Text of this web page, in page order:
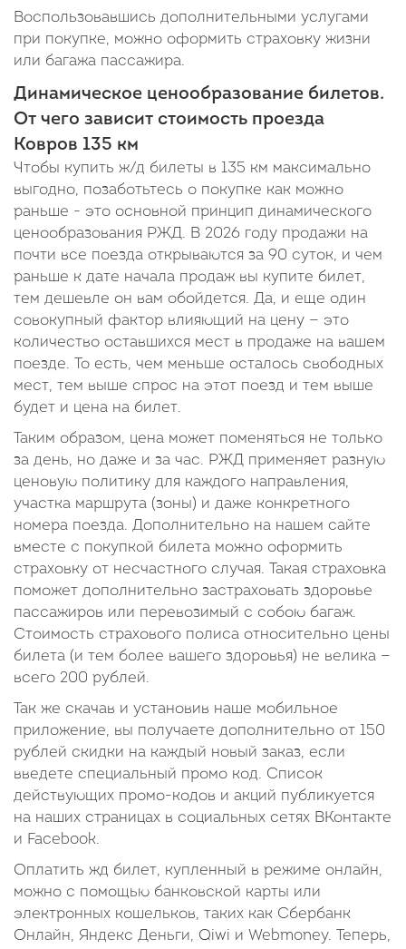
Воспользовавшись дополнительными услугами
при покупке, можно оформить страховку жизни
или багажа пассажира.
Динамическое ценообразование билетов.
От чего зависит стоимость проезда
Ковров 135 км
Чтобы купить ж/д билеты в 135 км максимально
выгодно, позаботьтесь о покупке как можно
раньше - это основной принцип динамического
ценообразования РЖД. В 2026 году продажи на
почти все поезда открываются за 90 суток, и чем
раньше к дате начала продаж вы купите билет,
тем дешевле он вам обойдется. Да, и еще один
совокупный фактор влияющий на цену — это
количество оставшихся мест в продаже на вашем
поезде. То есть, чем меньше осталось свободных
мест, тем выше спрос на этот поезд и тем выше
будет и цена на билет.
Таким образом, цена может поменяться не только
за день, но даже и за час. РЖД применяет разную
ценовую политику для каждого направления,
участка маршрута (зоны) и даже конкретного
номера поезда. Дополнительно на нашем сайте
вместе с покупкой билета можно оформить
страховку от несчастного случая. Такая страховка
поможет дополнительно застраховать здоровье
пассажиров или перевозимый с собою багаж.
Стоимость страхового полиса относительно цены
билета (и тем более вашего здоровья) не велика —
всего 200 рублей.
Так же скачав и установив наше мобильное
приложение, вы получаете дополнительно от 150
рублей скидки на каждый новый заказ, если
введете специальный промо код. Список
действующих промо-кодов и акций публикуется
на наших страницах в социальных сетях ВКонтакте
и Facebook.
Оплатить жд билет, купленный в режиме онлайн,
можно с помощью банковской карты или
электронных кошельков, таких как Сбербанк
Онлайн, Яндекс Деньги, Qiwi и Webmoney. Теперь,